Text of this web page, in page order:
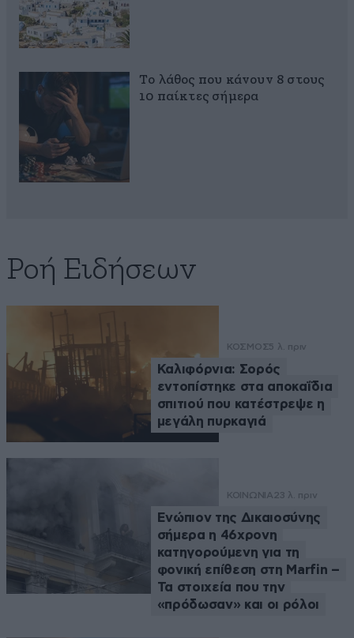
Το λάθος που κάνουν 8 στους
10 παίκτες σήμερα
Ροή Ειδήσεων
ΚΟΣΜΟΣ5 λ. πριν
Καλιφόρνια: Σορός
εντοπίστηκε στα αποκαΐδια
σπιτιού που κατέστρεψε η
μεγάλη πυρκαγιά
ΚΟΙΝΩΝΙΑ 23 λ. πριν
Ενώπιον της Δικαιοσύνης
σήμερα η 46χρονη
κατηγορούμενη για τη
φονική επίθεση στη Marfin –
Τα στοιχεία που την
«πρόδωσαν» και οι ρόλοι